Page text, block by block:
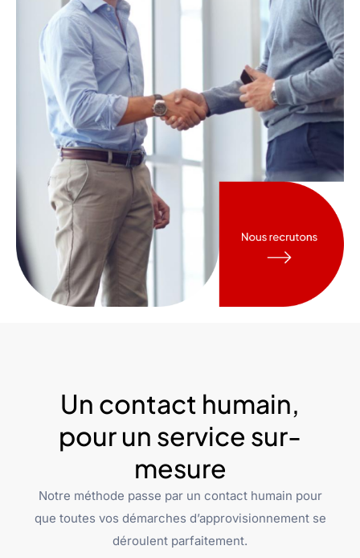
Un contact humain,
pour un service sur-
mesure
Notre méthode passe par un contact humain pour
que toutes vos démarches d’approvisionnement se
déroulent parfaitement.